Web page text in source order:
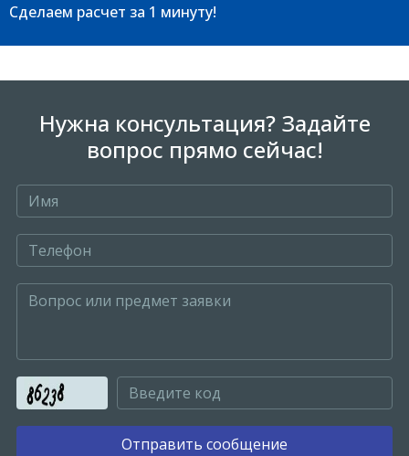
Сделаем расчет за 1 минуту!
Нужна консультация? Задайте
вопрос прямо сейчас!
Отправить сообщение